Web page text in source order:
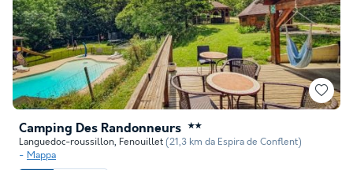
Camping Des Randonneurs ★★
Languedoc-roussillon, Fenouillet (21,3 km da Espira de Conflent)
Mappa